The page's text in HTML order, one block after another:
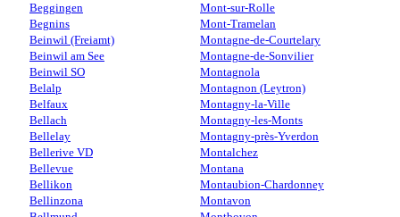
Beggingen
Begnins
Beinwil (Freiamt)
Beinwil am See
Beinwil SO
Belalp
Belfaux
Bellach
Bellelay
Bellerive VD
Bellevue
Bellikon
Bellinzona
Mont-sur-Rolle
Mont-Tramelan
Montagne-de-Courtelary
Montagne-de-Sonvilier
Montagnola
Montagnon (Leytron)
Montagny-la-Ville
Montagny-les-Monts
Montagny-près-Yverdon
Montalchez
Montana
Montaubion-Chardonney
Montavon